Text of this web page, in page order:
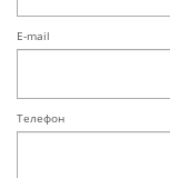
E-mail
Телефон